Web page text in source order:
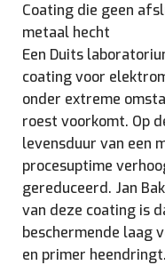
Coating die geen
metaal hecht
Een Duits
coating voor
onder extreme
roest voorkomt. Op
levensduur van een
procesuptime
gereduceerd. Jan
van deze coating is
beschermende laag
en primer